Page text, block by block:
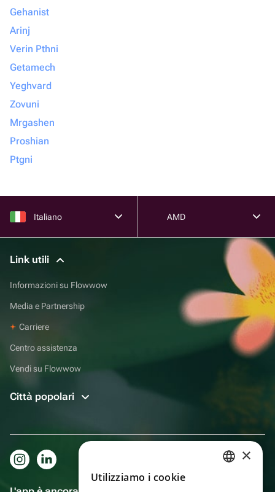
Gehanist
Arinj
Verin Pthni
Getamech
Yeghvard
Zovuni
Mrgashen
Proshian
Ptgni
Italiano AMD
Link utili
Informazioni su Flowwow
Media e Partnership
Carriere
Centro assistenza
Vendi su Flowwow
Città popolari
×
Utilizziamo i cookie